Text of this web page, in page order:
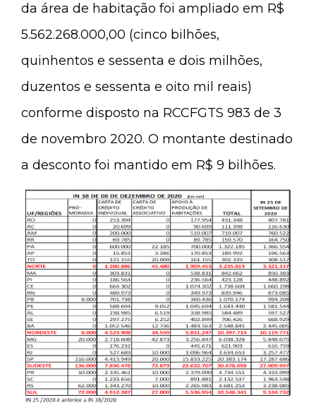
da área de habitação foi ampliado em R$
5.562.268.000,00 (cinco bilhões,
quinhentos e sessenta e dois milhões,
duzentos e sessenta e oito mil reais)
conforme disposto na RCCFGTS 983 de 3
de novembro 2020. O montante destinado
a desconto foi mantido em R$ 9 bilhões.